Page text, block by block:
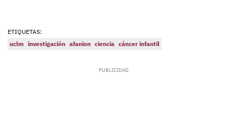
ETIQUETAS:
uclm investigación afanion ciencia cáncer infantil